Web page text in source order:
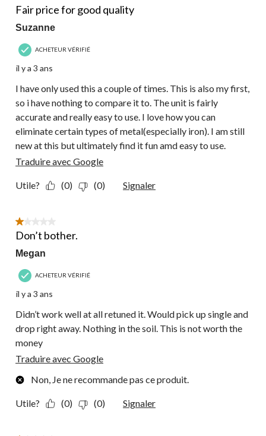
commentaire.
Fair price for good quality
Suzanne
ACHETEUR VÉRIFIÉ
il y a 3 ans
I have only used this a couple of times. This is also my first,
so i have nothing to compare it to. The unit is fairly
accurate and really easy to use. I love how you can
eliminate certain types of metal(especially iron). I am still
new at this but ultimately find it fun amd easy to use.
Traduire avec Google
Utile? (0) (0) Signaler
1 étoile(s) sur 5.
Don’t bother.
Megan
ACHETEUR VÉRIFIÉ
il y a 3 ans
Didn’t work well at all retuned it. Would pick up single and
drop right away. Nothing in the soil. This is not worth the
money
Traduire avec Google
Non, Je ne recommande pas ce produit.
Utile? (0) (0) Signaler